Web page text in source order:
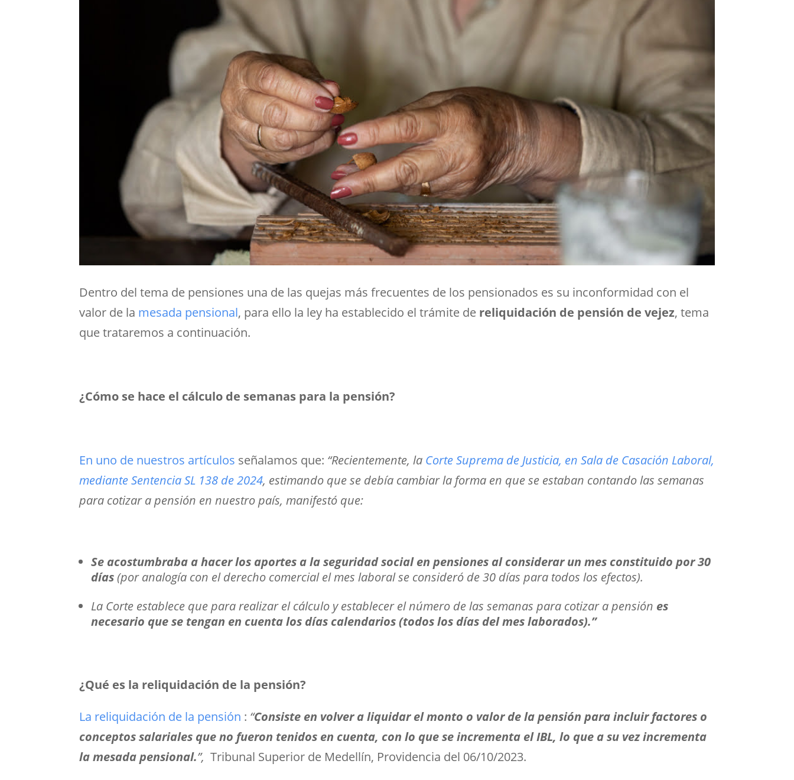
Dentro del tema de pensiones una de las quejas más frecuentes de los pensionados es su inconformidad con el
valor de la mesada pensional, para ello la ley ha establecido el trámite de reliquidación de pensión de vejez, tema
que trataremos a continuación.
¿Cómo se hace el cálculo de semanas para la pensión?
En uno de nuestros artículos señalamos que: “Recientemente, la Corte Suprema de Justicia, en Sala de Casación Laboral,
mediante Sentencia SL 138 de 2024, estimando que se debía cambiar la forma en que se estaban contando las semanas
para cotizar a pensión en nuestro país, manifestó que:
Se acostumbraba a hacer los aportes a la seguridad social en pensiones al considerar un mes constituido por 30
días(por analogía con el derecho comercial el mes laboral se consideró de 30 días para todos los efectos).
La Corte establece que para realizar el cálculo y establecer el número de las semanas para cotizar a pensión es
necesario que se tengan en cuenta los días calendarios (todos los días del mes laborados).”
¿Qué es la reliquidación de la pensión?
La reliquidación de la pensión : “Consiste en volver a liquidar el monto o valor de la pensión para incluir factores o
conceptos salariales que no fueron tenidos en cuenta, con lo que se incrementa el IBL, lo que a su vez incrementa
la mesada pensional.”,Tribunal Superior de Medellín, Providencia del 06/10/2023.